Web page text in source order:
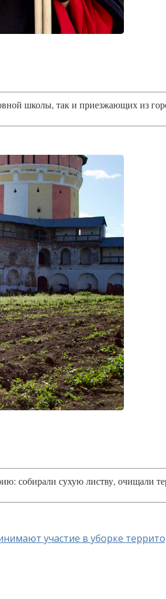
школы, так и приезжающих из
собирали сухую листву, очищали
участие в уборке